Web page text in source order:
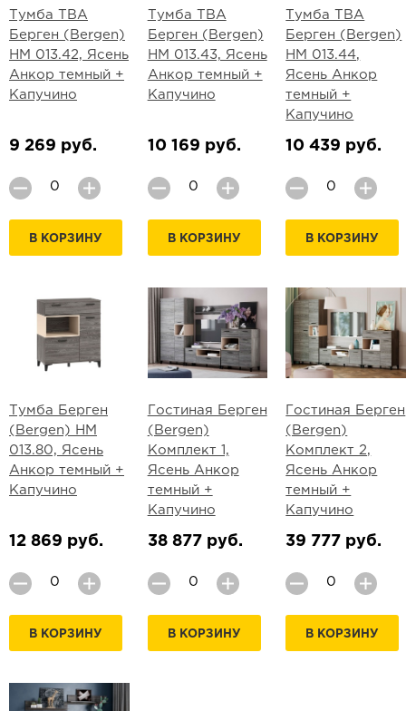
Тумба ТВА
Берген (Bergen)
НМ 013.42, Ясень
Анкор темный +
Капучино
9 269 руб.
В КОРЗИНУ
Тумба ТВА
Берген (Bergen)
НМ 013.43, Ясень
Анкор темный +
Капучино
10 169 руб.
В КОРЗИНУ
Тумба ТВА
Берген (Bergen)
НМ 013.44,
Ясень Анкор
темный +
Капучино
10 439 руб.
В КОРЗИНУ
Тумба Берген
(Bergen) НМ
013.80, Ясень
Анкор темный +
Капучино
12 869 руб.
В КОРЗИНУ
Гостиная Берген
(Bergen)
Комплект 1,
Ясень Анкор
темный +
Капучино
38 877 руб.
В КОРЗИНУ
Гостиная Берген
(Bergen)
Комплект 2,
Ясень Анкор
темный +
Капучино
39 777 руб.
В КОРЗИНУ